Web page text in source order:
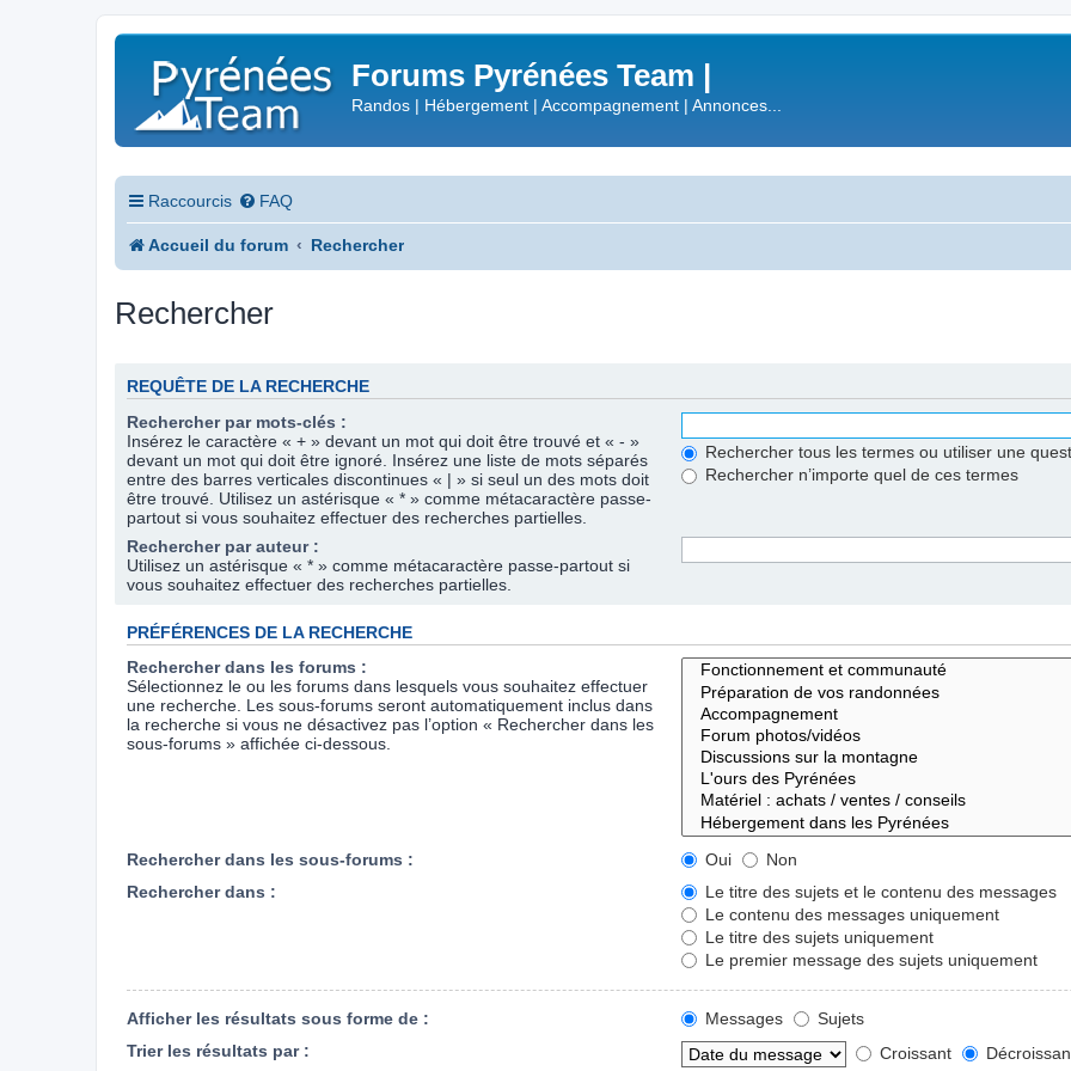
Forums Pyrénées Team |
Randos | Hébergement | Accompagnement | Annonces...
Raccourcis FAQ
Accueil du forum Rechercher
Rechercher
REQUÊTE DE LA RECHERCHE
Rechercher par mots-clés :
Insérez le caractère « + » devant un mot qui doit être trouvé et « - »
devant un mot qui doit être ignoré. Insérez une liste de mots séparés
entre des barres verticales discontinues « | » si seul un des mots doit
être trouvé. Utilisez un astérisque « * » comme métacaractère passe-
partout si vous souhaitez effectuer des recherches partielles.
Rechercher tous les termes ou utiliser une
Rechercher n’importe quel de ces termes
Rechercher par auteur :
Utilisez un astérisque « * » comme métacaractère passe-partout si
vous souhaitez effectuer des recherches partielles.
PRÉFÉRENCES DE LA RECHERCHE
Rechercher dans les forums :
Sélectionnez le ou les forums dans lesquels vous souhaitez effectuer
une recherche. Les sous-forums seront automatiquement inclus dans
la recherche si vous ne désactivez pas l’option « Rechercher dans les
sous-forums » affichée ci-dessous.
Rechercher dans les sous-forums : Oui
Non
Rechercher dans :
Le titre des sujets et le contenu des messages
Le contenu des messages uniquement
Le titre des sujets uniquement
Le premier message des sujets uniquement
Afficher les résultats sous forme de : Messages
Sujets
Trier les résultats par :
Croissant